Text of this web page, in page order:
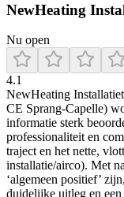
NewHeating
Nu open
4.1
NewHeating
CE Sprang-Capelle)
informatie sterk
professionaliteit en
traject en het nette,
installatie/airco). Met
‘algemeen positief’
duidelijke uitleg en